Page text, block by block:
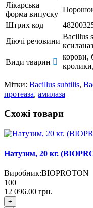
Лікарська
форма випуску
Штрих код
Діючі речовини
Bacillus
Види тварин
корови,
кролики,
Мітки: Bacillus subtilis,
протеаза, амилаза
Схожі товари
Натузим, 20 кг.
Виробник:BIOPROTON
100
12 096.00 грн.
+